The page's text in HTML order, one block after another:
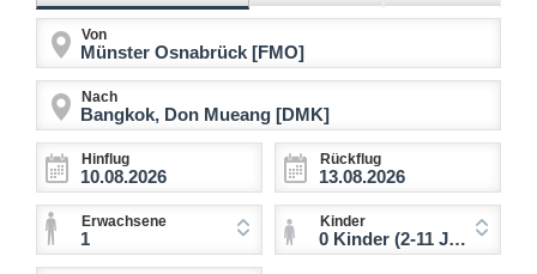
Von
Nach
Hinflug Rückflug
Erwachsene
1
Kinder
0 Kinder (2-11 Jahre)